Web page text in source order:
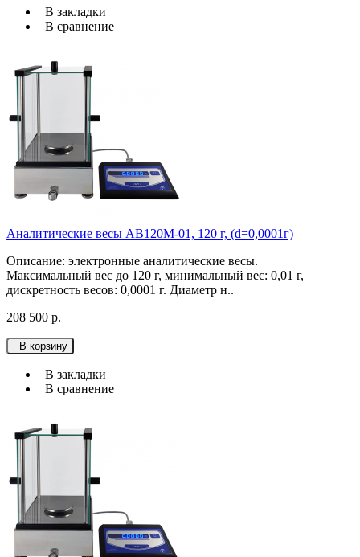
В закладки
В сравнение
Аналитические весы АВ120М-01, 120 г, (d=0,0001г)
Описание: электронные аналитические весы.
Максимальный вес до 120 г, минимальный вес: 0,01 г,
дискретность весов: 0,0001 г. Диаметр н..
208 500 р.
В корзину
В закладки
В сравнение